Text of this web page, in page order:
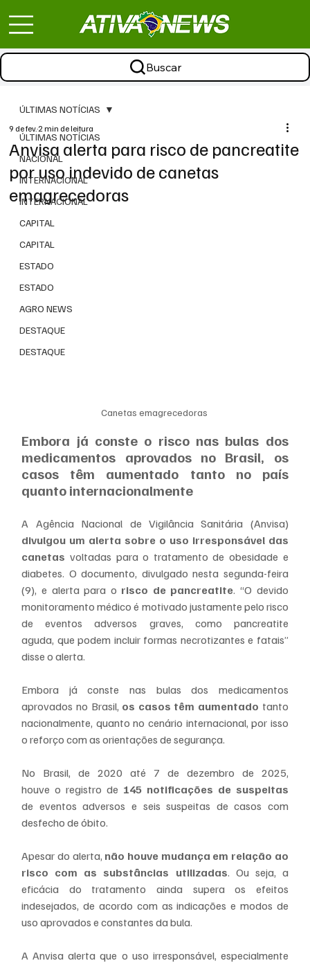
Buscar
ÚLTIMAS NOTÍCIAS
NACIONAL
INTERNACIONAL
INTERNACIONAL
CAPITAL
CAPITAL
ESTADO
ESTADO
AGRO NEWS
DESTAQUE
DESTAQUE
ÚLTIMAS NOTÍCIAS
Anvisa alerta para risco de pancreatite
por uso indevido de canetas
emagrecedoras
9 de fev.2 min de leitura
Canetas emagrecedoras
Embora já conste o risco nas bulas dos
medicamentos aprovados no Brasil, os
casos têm aumentado tanto no país
quanto internacionalmente
divulgou um alerta sobre o uso irresponsável das
canetas voltadas para o tratamento de obesidade e
diabetes. O documento, divulgado nesta segunda-feira
(9), e alerta para o risco de pancreatite. “O devido
monitoramento médico é motivado justamente pelo risco
de eventos adversos graves, como pancreatite
aguda, que podem incluir formas necrotizantes e fatais”
disse o alerta.
Embora já conste nas bulas dos medicamentos
aprovados no Brasil, os casos têm aumentado tanto
nacionalmente, quanto no cenário internacional, por isso
o reforço com as orientações de segurança.
No Brasil, de 2020 até 7 de dezembro de 2025,
houve o registro de 145 notificações de suspeitas
de eventos adversos e seis suspeitas de casos com
desfecho de óbito.
Apesar do alerta, não houve mudança em relação ao
risco com as substâncias utilizadas. Ou seja, a
eficácia do tratamento ainda supera os efeitos
indesejados, de acordo com as indicações e modos de
uso aprovados e constantes da bula.
A Anvisa alerta que o uso irresponsável, especialmente